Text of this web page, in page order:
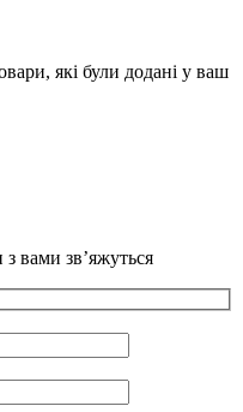
які були додані у ваш
вами зв’яжуться